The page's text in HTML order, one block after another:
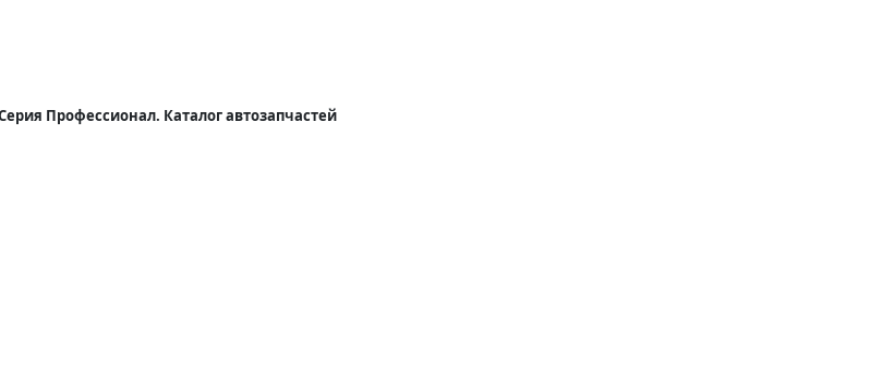
Серия Профессионал. Каталог автозапчастей